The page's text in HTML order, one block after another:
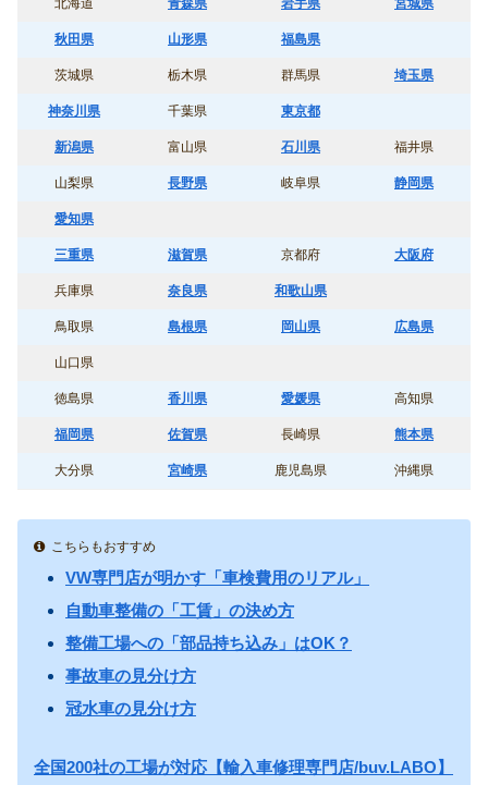
秋田県 山形県 福島県
茨城県 栃木県 群馬県 埼玉県
神奈川県 千葉県 東京都
新潟県 富山県 石川県 福井県
山梨県 長野県 岐阜県 静岡県
愛知県
三重県 滋賀県 京都府 大阪府
兵庫県 奈良県 和歌山県
鳥取県 島根県 岡山県 広島県
山口県
徳島県 香川県 愛媛県 高知県
福岡県 佐賀県 長崎県 熊本県
大分県 宮崎県 鹿児島県 沖縄県
こちらもおすすめ
VW専門店が明かす「車検費用のリアル」
自動車整備の「工賃」の決め方
整備工場への「部品持ち込み」はOK？
事故車の見分け方
冠水車の見分け方
全国200社の工場が対応【輸入車修理専門店/buv.LABO】